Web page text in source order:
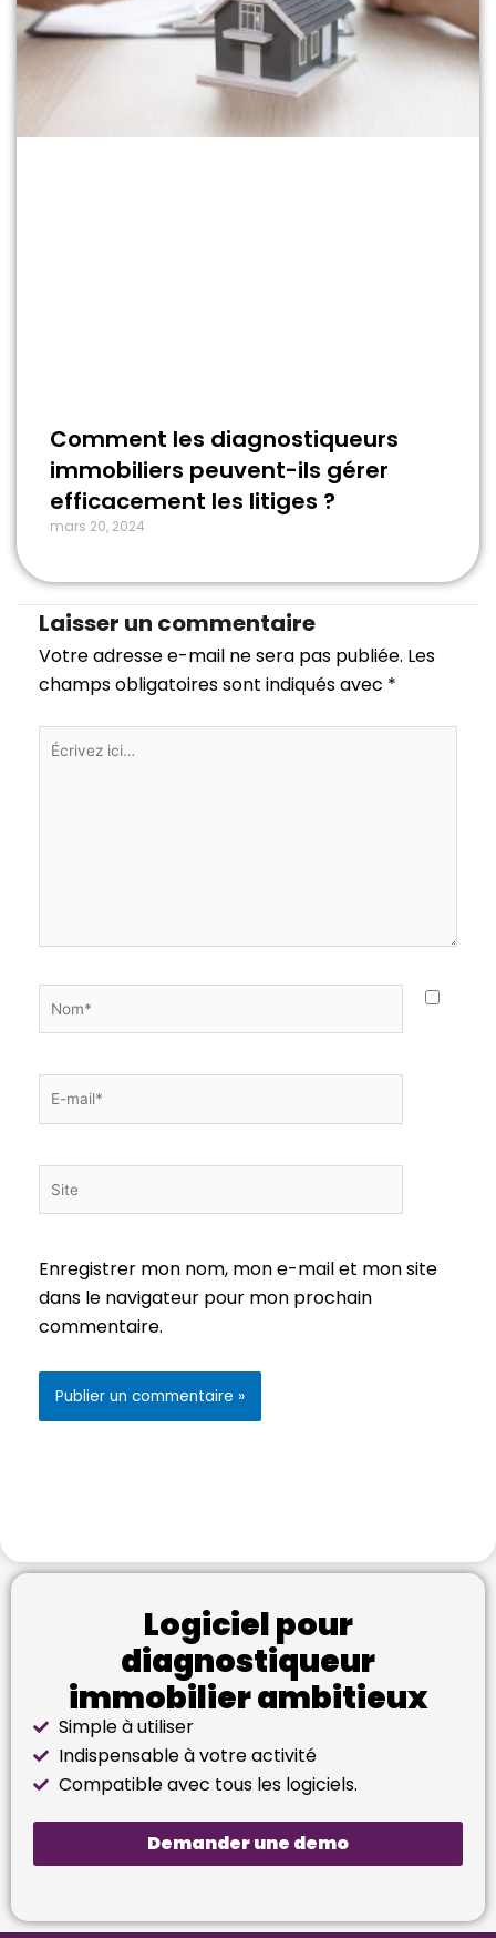
Comment les diagnostiqueurs
immobiliers peuvent-ils gérer
efficacement les litiges ?
mars 20, 2024
Laisser un commentaire
Votre adresse e-mail ne sera pas publiée. Les
champs obligatoires sont indiqués avec *
Écrivez
Nom*
E-
Site
Enregistrer mon nom, mon e-mail et mon site
dans le navigateur pour mon prochain
commentaire.
Logiciel pour
diagnostiqueur
immobilier ambitieux
Simple à utiliser
Indispensable à votre activité
Compatible avec tous les logiciels.
Demander une demo